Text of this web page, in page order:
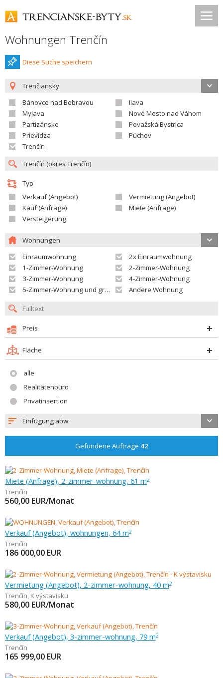
Wohnungen Trenčín
Diese Suche speichern
Trenčiansky
Bánovce nad Bebravou
Ilava
Myjava
Nové Mesto nad Váhom
Partizánske
Považská Bystrica
Prievidza
Púchov
Trenčín
Typ
Verkauf (Angebot)
Vermietung (Angebot)
Kauf (Anfrage)
Miete (Anfrage)
Versteigerung
Wohnungen
Einraumwohnung
2x Einraumwohnung
1-Zimmer-Wohnung
2-Zimmer-Wohnung
3-Zimmer-Wohnung
4-Zimmer-Wohnung
5-Zimmer-Wohnung und größer
Andere Wohnung
Preis
Fläche
alle
Realitätenbüro
Privatinsertion
Einfügung abw.
Gefundene Aufträge 42
Miete (Anfrage), 2-zimmer-wohnung, 61 m2
Trenčín
560,00 EUR/Monat
Verkauf (Angebot), wohnungen, 64 m2
Trenčín
186 000,00 EUR
Vermietung (Angebot), 2-zimmer-wohnung, 40 m2
Trenčín, K výstavisku
580,00 EUR/Monat
Verkauf (Angebot), 3-zimmer-wohnung, 79 m2
Trenčín
165 999,00 EUR